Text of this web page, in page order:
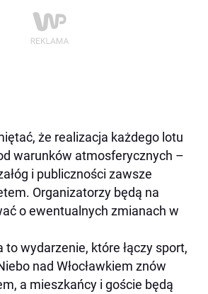
że realizacja każdego lotu
warunków atmosferycznych –
i publiczności zawsze
Organizatorzy będą na
o ewentualnych zmianach w
wydarzenie, które łączy sport,
nad Włocławkiem znów
a mieszkańcy i goście będą